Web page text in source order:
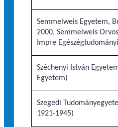
Semmelweis Egyetem,
2000, Semmelweis
Impre
Széchenyi István
Egyetem)
Szegedi
1921-1945)